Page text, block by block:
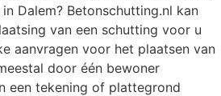
Dalem? Betonschutting.nl kan
van een schutting voor u
aanvragen voor het plaatsen van
door één bewoner
een tekening of plattegrond